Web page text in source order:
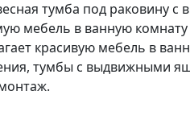
тумба под
мебель в ванную
красивую мебель в
тумбы с выдвижными